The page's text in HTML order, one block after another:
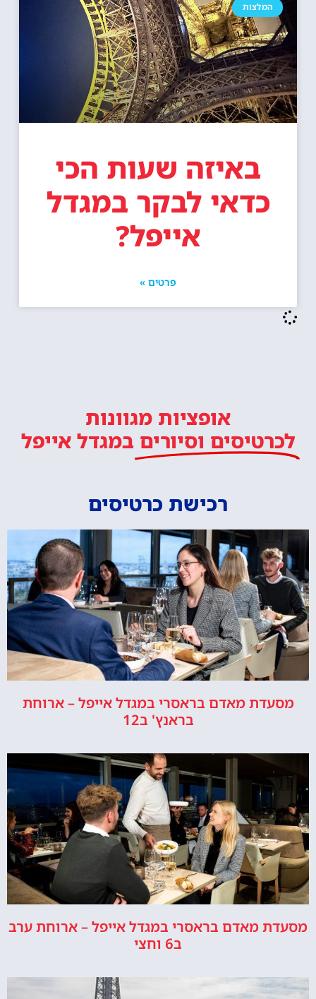
המלצות
באיזה שעות הכי
כדאי לבקר במגדל
אייפל?
פרטים »
אופציות מגוונות
לכרטיסים וסיורים במגדל אייפל
רכישת כרטיסים
מסעדת מאדם בראסרי במגדל אייפל – ארוחת
בראנץ' ב12
מסעדת מאדם בראסרי במגדל אייפל – ארוחת ערב
ב6 וחצי